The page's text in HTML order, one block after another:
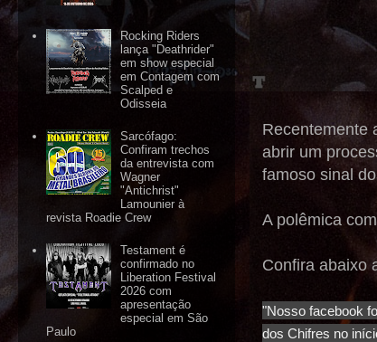
Recentemente
abrir um
famoso sinal
A polêmica
Confira abaixo
"Nosso facebook
dos Chifres no
Rocking Riders
lança "Deathrider"
em show especial
em Contagem com
Scalped e
Odisseia
Sarcófago:
Confiram trechos
da entrevista com
Wagner
"Antichrist"
Lamounier à
revista Roadie Crew
Testament é
confirmado no
Liberation Festival
2026 com
apresentação
especial em São
Paulo